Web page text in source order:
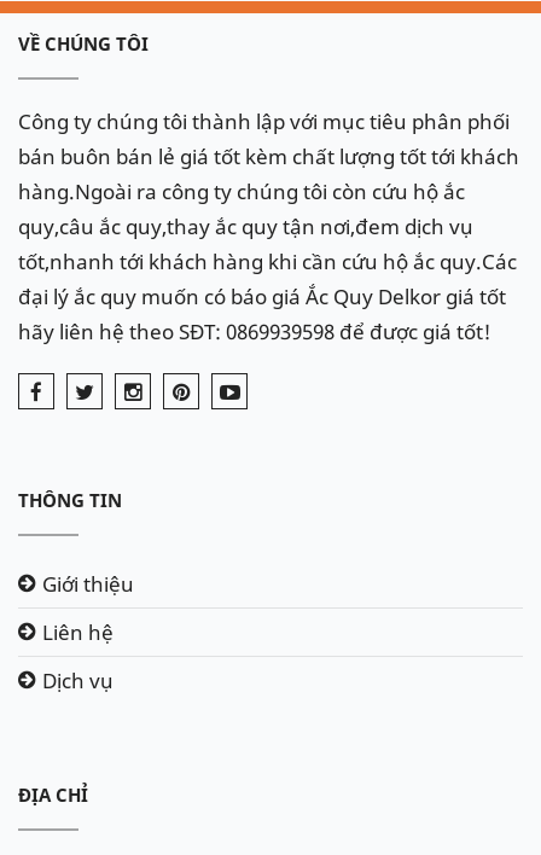
cho xe.
VỀ CHÚNG TÔI
Công ty chúng tôi thành lập với mục tiêu phân phối
bán buôn bán lẻ giá tốt kèm chất lượng tốt tới khách
hàng.Ngoài ra công ty chúng tôi còn cứu hộ ắc
quy,câu ắc quy,thay ắc quy tận nơi,đem dịch vụ
tốt,nhanh tới khách hàng khi cần cứu hộ ắc quy.Các
đại lý ắc quy muốn có báo giá Ắc Quy Delkor giá tốt
hãy liên hệ theo SĐT: 0869939598 để được giá tốt!
THÔNG TIN
Giới thiệu
Liên hệ
Dịch vụ
ĐỊA CHỈ